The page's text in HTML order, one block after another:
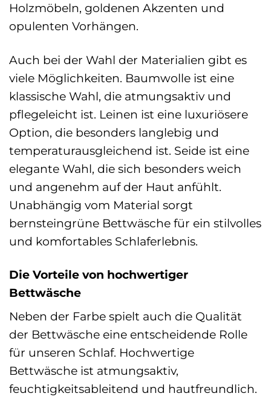
Holzmöbeln, goldenen Akzenten und
opulenten Vorhängen.
Auch bei der Wahl der Materialien gibt es
viele Möglichkeiten. Baumwolle ist eine
klassische Wahl, die atmungsaktiv und
pflegeleicht ist. Leinen ist eine luxuriösere
Option, die besonders langlebig und
temperaturausgleichend ist. Seide ist eine
elegante Wahl, die sich besonders weich
und angenehm auf der Haut anfühlt.
Unabhängig vom Material sorgt
bernsteingrüne Bettwäsche für ein stilvolles
und komfortables Schlaferlebnis.
Die Vorteile von hochwertiger
Bettwäsche
Neben der Farbe spielt auch die Qualität
der Bettwäsche eine entscheidende Rolle
für unseren Schlaf. Hochwertige
Bettwäsche ist atmungsaktiv,
feuchtigkeitsableitend und hautfreundlich.